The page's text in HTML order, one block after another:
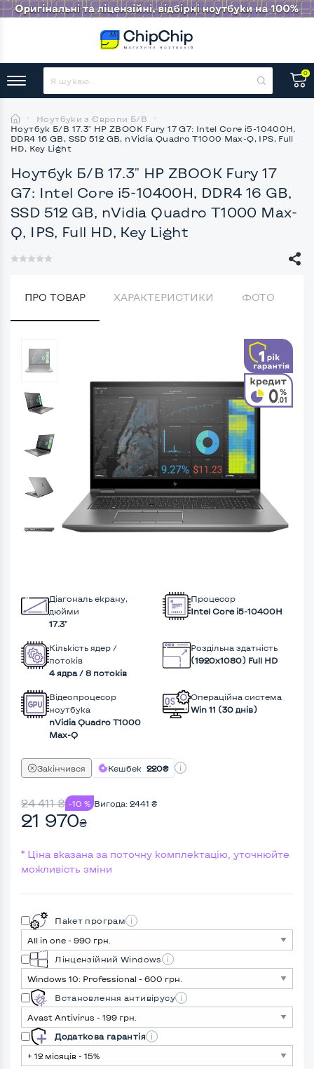
0
Ноутбуки з Європи Б/В
Ноутбук Б/В 17.3" HP ZBOOK Fury 17 G7: Intel Core i5-10400H,
DDR4 16 GB, SSD 512 GB, nVidia Quadro T1000 Max-Q, IPS, Full
HD, Key Light
Ноутбук Б/В 17.3" HP ZBOOK Fury 17
G7: Intel Core i5-10400H, DDR4 16 GB,
SSD 512 GB, nVidia Quadro T1000 Max-
Q, IPS, Full HD, Key Light
ПРО ТОВАР ХАРАКТЕРИСТИКИ ФОТО
Діагональ екрану,
дюйми
17.3"
Процесор
Intel Core i5-10400H
Кількість ядер /
потоків
4 ядра / 8 потоків
Роздільна здатність
(1920х1080) Full HD
Відеопроцесор
ноутбука
nVidia Quadro T1000
Max-Q
Операційна система
Win 11 (30 днів)
Закінчився Кешбек 220₴
24 411₴ -10 % Вигода: 2441 ₴
21 970₴
* Ціна вказана за поточну комплектацію, уточнюйте
можливість зміни
Пакет програм
Лінцензійний Windows
Встановлення антивірусу
Додаткова гарантія